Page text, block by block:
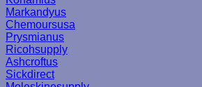
Markandyus
Chemoursusa
Prysmianus
Ricohsupply
Ashcroftus
Sickdirect